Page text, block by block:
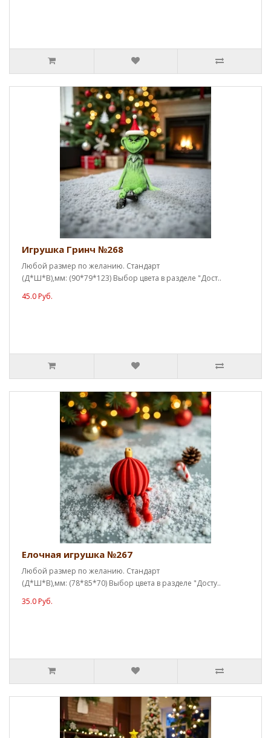
Игрушка Гринч №268
Любой размер по желанию. Стандарт
(Д*Ш*В),мм: (90*79*123) Выбор цвета в разделе "Дост..
45.0 Руб.
Елочная игрушка №267
Любой размер по желанию. Стандарт
(Д*Ш*В),мм: (78*85*70) Выбор цвета в разделе "Досту..
35.0 Руб.